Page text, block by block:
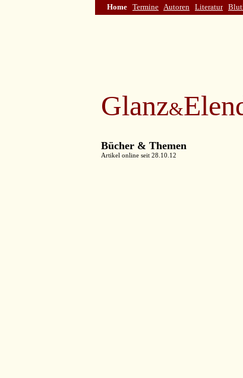
Home Termine Autoren Literatur
Glanz&
Bücher & Themen
Artikel online seit 28.10.12